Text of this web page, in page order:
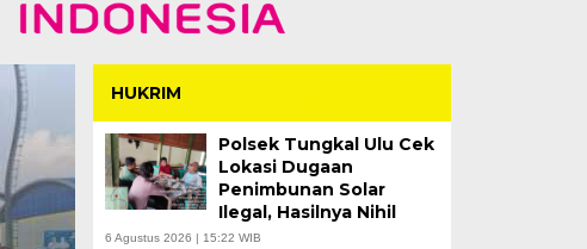
HUKRIM
Polsek Tungkal Ulu Cek
Lokasi Dugaan
Penimbunan Solar
Ilegal, Hasilnya Nihil
6 Agustus 2026 | 15:22 WIB